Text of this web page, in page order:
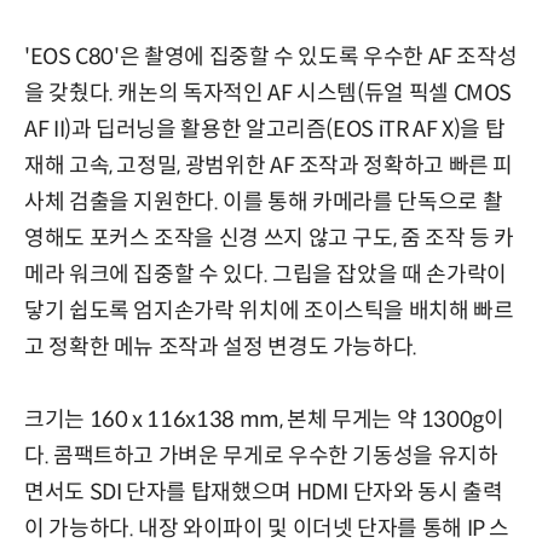
'EOS C80'은 촬영에 집중할 수 있도록 우수한 AF 조작성
을 갖췄다. 캐논의 독자적인 AF 시스템(듀얼 픽셀 CMOS
AF II)과 딥러닝을 활용한 알고리즘(EOS iTR AF X)을 탑
재해 고속, 고정밀, 광범위한 AF 조작과 정확하고 빠른 피
사체 검출을 지원한다. 이를 통해 카메라를 단독으로 촬
영해도 포커스 조작을 신경 쓰지 않고 구도, 줌 조작 등 카
메라 워크에 집중할 수 있다. 그립을 잡았을 때 손가락이
닿기 쉽도록 엄지손가락 위치에 조이스틱을 배치해 빠르
고 정확한 메뉴 조작과 설정 변경도 가능하다.
크기는 160 x 116x138 mm, 본체 무게는 약 1300g이
다. 콤팩트하고 가벼운 무게로 우수한 기동성을 유지하
면서도 SDI 단자를 탑재했으며 HDMI 단자와 동시 출력
이 가능하다. 내장 와이파이 및 이더넷 단자를 통해 IP 스